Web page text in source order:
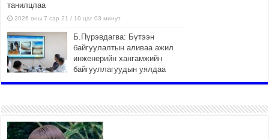
танилцлаа
2026 оны 7 сар 21 / 10 цаг 03 минут
Б.Пүрэвдагва: Бүтээн
байгуулалтын аливаа ажил
инженерийн хангамжийн
байгууллагуудын уялдаа
холбоогүйгээс саатах ёсгүй
“Сэлбэ 20 минутын хот”
төслийн анхны 12 давхар
барилгын үндсэн карказ,